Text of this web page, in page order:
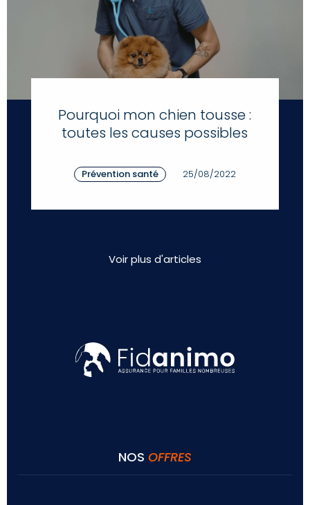
Pourquoi mon chien tousse :
toutes les causes possibles
Prévention santé 25/08/2022
Voir plus d'articles
NOS OFFRES